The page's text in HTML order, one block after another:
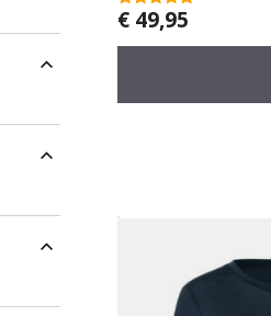
5.00
van 5
€49,95